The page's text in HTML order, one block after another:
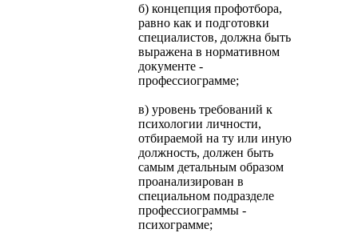
б) концепция профотбора,
равно как и подготовки
специалистов, должна быть
выражена в нормативном
документе -
профессиограмме;
в) уровень требований к
психологии личности,
отбираемой на ту или иную
должность, должен быть
самым детальным образом
проанализирован в
специальном подразделе
профессиограммы -
психограмме;